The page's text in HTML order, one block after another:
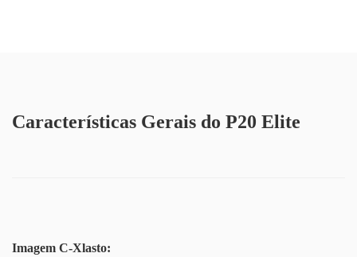
Características Gerais do P20 Elite
Imagem C-Xlasto: